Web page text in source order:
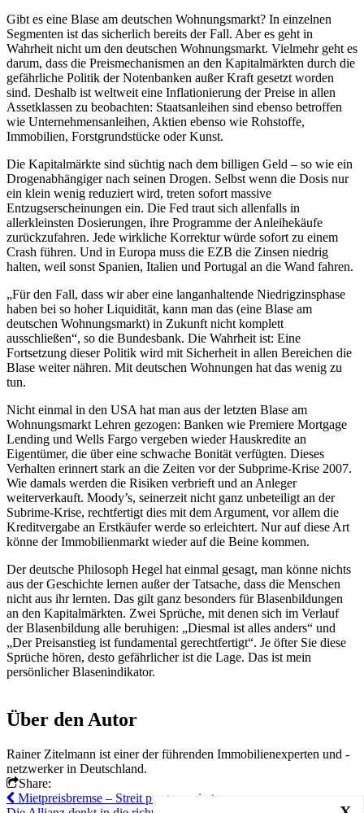
Gibt es eine Blase am deutschen Wohnungsmarkt? In einzelnen
Segmenten ist das sicherlich bereits der Fall. Aber es geht in
Wahrheit nicht um den deutschen Wohnungsmarkt. Vielmehr geht es
darum, dass die Preismechanismen an den Kapitalmärkten durch die
gefährliche Politik der Notenbanken außer Kraft gesetzt worden
sind. Deshalb ist weltweit eine Inflationierung der Preise in allen
Assetklassen zu beobachten: Staatsanleihen sind ebenso betroffen
wie Unternehmensanleihen, Aktien ebenso wie Rohstoffe,
Immobilien, Forstgrundstücke oder Kunst.
Die Kapitalmärkte sind süchtig nach dem billigen Geld – so wie ein
Drogenabhängiger nach seinen Drogen. Selbst wenn die Dosis nur
ein klein wenig reduziert wird, treten sofort massive
Entzugserscheinungen ein. Die Fed traut sich allenfalls in
allerkleinsten Dosierungen, ihre Programme der Anleihekäufe
zurückzufahren. Jede wirkliche Korrektur würde sofort zu einem
Crash führen. Und in Europa muss die EZB die Zinsen niedrig
halten, weil sonst Spanien, Italien und Portugal an die Wand fahren.
„Für den Fall, dass wir aber eine langanhaltende Niedrigzinsphase
haben bei so hoher Liquidität, kann man das (eine Blase am
deutschen Wohnungsmarkt) in Zukunft nicht komplett
ausschließen“, so die Bundesbank. Die Wahrheit ist: Eine
Fortsetzung dieser Politik wird mit Sicherheit in allen Bereichen die
Blase weiter nähren. Mit deutschen Wohnungen hat das wenig zu
tun.
Nicht einmal in den USA hat man aus der letzten Blase am
Wohnungsmarkt Lehren gezogen: Banken wie Premiere Mortgage
Lending und Wells Fargo vergeben wieder Hauskredite an
Eigentümer, die über eine schwache Bonität verfügten. Dieses
Verhalten erinnert stark an die Zeiten vor der Subprime-Krise 2007.
Wie damals werden die Risiken verbrieft und an Anleger
weiterverkauft. Moody’s, seinerzeit nicht ganz unbeteiligt an der
Subrime-Krise, rechtfertigt dies mit dem Argument, vor allem die
Kreditvergabe an Erstkäufer werde so erleichtert. Nur auf diese Art
könne der Immobilienmarkt wieder auf die Beine kommen.
Der deutsche Philosoph Hegel hat einmal gesagt, man könne nichts
aus der Geschichte lernen außer der Tatsache, dass die Menschen
nicht aus ihr lernten. Das gilt ganz besonders für Blasenbildungen
an den Kapitalmärkten. Zwei Sprüche, mit denen sich im Verlauf
der Blasenbildung alle beruhigen: „Diesmal ist alles anders“ und
„Der Preisanstieg ist fundamental gerechtfertigt“. Je öfter Sie diese
Sprüche hören, desto gefährlicher ist die Lage. Das ist mein
persönlicher Blasenindikator.
Über den Autor
Rainer Zitelmann ist einer der führenden Immobilienexperten und -
netzwerker in Deutschland.
Share:
Mietpreisbremse – Streit programmiert